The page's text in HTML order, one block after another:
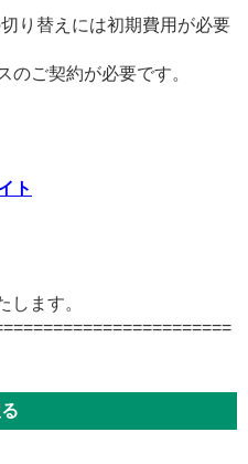
り替えには初期費用が必要
ご契約が必要です。
ト
します。